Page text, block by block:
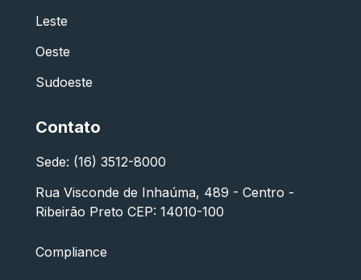
Leste
Oeste
Sudoeste
Contato
Sede: (16) 3512-8000
Rua Visconde de Inhaúma, 489 - Centro -
Ribeirão Preto CEP: 14010-100
Compliance